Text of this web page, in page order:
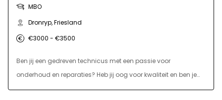
MBO
Dronryp, Friesland
€3000 - €3500
Ben jij een gedreven technicus met een passie voor
onderhoud en reparaties? Heb jij oog voor kwaliteit en ben je
op zoek naar een afwisselende technische functie binnen een